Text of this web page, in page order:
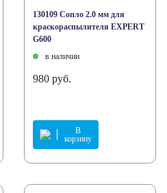
130109 Сопло 2.0 мм для
краскораспылителя EXPERT
G600
в наличии
980 руб.
В
корзину